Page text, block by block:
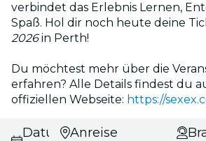
verbindet das Erlebnis Lernen,
Spaß. Hol dir noch heute deine
2026in Perth!
Du möchtest mehr über die
erfahren? Alle Details findest du
offiziellen Webseite: https://
Datums- und
Anreise